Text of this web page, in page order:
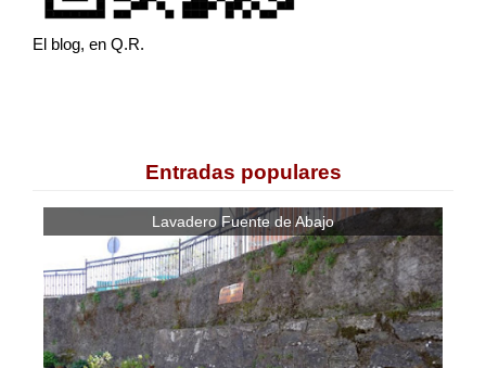
El blog, en Q.R.
Entradas populares
Lavadero Fuente de Abajo